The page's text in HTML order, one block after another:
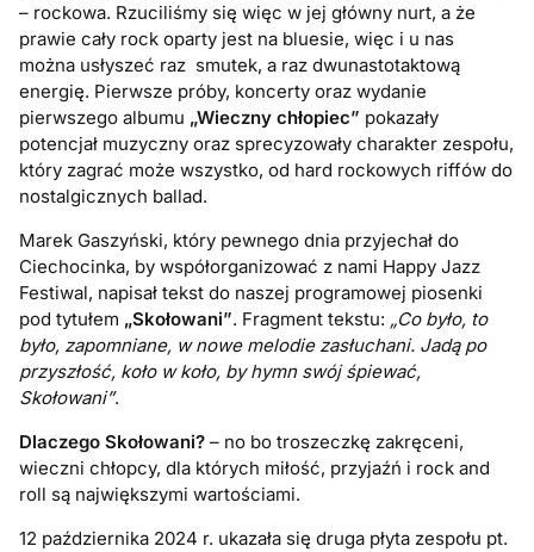
– rockowa. Rzuciliśmy się więc w jej główny nurt, a że
prawie cały rock oparty jest na bluesie, więc i u nas
można usłyszeć raz smutek, a raz dwunastotaktową
energię. Pierwsze próby, koncerty oraz wydanie
pierwszego albumu „Wieczny chłopiec” pokazały
potencjał muzyczny oraz sprecyzowały charakter zespołu,
który zagrać może wszystko, od hard rockowych riffów do
nostalgicznych ballad.
Marek Gaszyński, który pewnego dnia przyjechał do
Ciechocinka, by współorganizować z nami Happy Jazz
Festiwal, napisał tekst do naszej programowej piosenki
pod tytułem „Skołowani”. Fragment tekstu: „Co było, to
było, zapomniane, w nowe melodie zasłuchani. Jadą po
przyszłość, koło w koło, by hymn swój śpiewać,
Skołowani”.
Dlaczego Skołowani? – no bo troszeczkę zakręceni,
wieczni chłopcy, dla których miłość, przyjaźń i rock and
roll są największymi wartościami.
12 października 2024 r. ukazała się druga płyta zespołu pt.